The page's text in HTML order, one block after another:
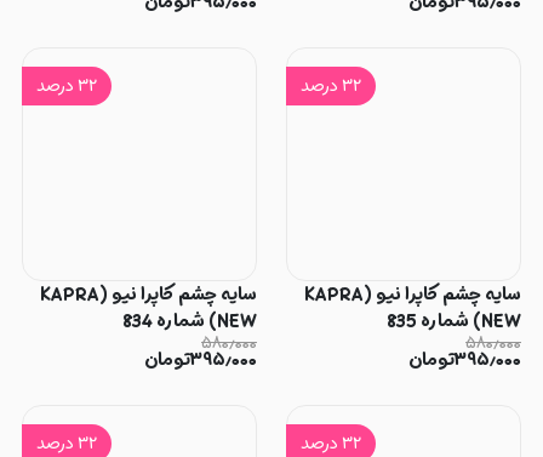
۳۲ درصد
سایه چشم کاپرا نیو (KAPRA
NEW) شماره 835
۵۸۰٫۰۰۰
۳۹۵٫۰۰۰تومان
۳۲ درصد
سایه چشم کاپرا نیو (KAPRA
NEW) شماره 834
۵۸۰٫۰۰۰
۳۹۵٫۰۰۰تومان
۳۲ درصد ۳۲ درصد